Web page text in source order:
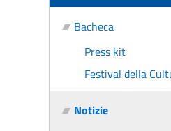
Bacheca
Press kit
Festival della
Notizie